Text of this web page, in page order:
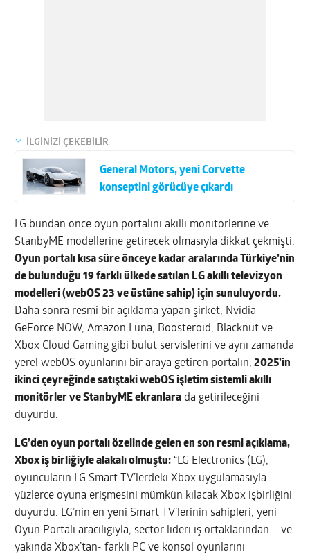
İLGİNİZİ ÇEKEBİLİR
General Motors, yeni Corvette
konseptini görücüye çıkardı
LG bundan önce oyun portalını akıllı monitörlerine ve
StanbyME modellerine getirecek olmasıyla dikkat çekmişti.
Oyun portalı kısa süre önceye kadar aralarında Türkiye’nin
de bulunduğu 19 farklı ülkede satılan LG akıllı televizyon
modelleri (webOS 23 ve üstüne sahip) için sunuluyordu.
Daha sonra resmi bir açıklama yapan şirket, Nvidia
GeForce NOW, Amazon Luna, Boosteroid, Blacknut ve
Xbox Cloud Gaming gibi bulut servislerini ve aynı zamanda
yerel webOS oyunlarını bir araya getiren portalın, 2025’in
ikinci çeyreğinde satıştaki webOS işletim sistemli akıllı
monitörler ve StanbyME ekranlara da getirileceğini
duyurdu.
LG’den oyun portalı özelinde gelen en son resmi açıklama,
Xbox iş birliğiyle alakalı olmuştu: “LG Electronics (LG),
oyuncuların LG Smart TV’lerdeki Xbox uygulamasıyla
yüzlerce oyuna erişmesini mümkün kılacak Xbox işbirliğini
duyurdu. LG’nin en yeni Smart TV’lerinin sahipleri, yeni
Oyun Portalı aracılığıyla, sector lideri iş ortaklarından – ve
yakında Xbox’tan- farklı PC ve konsol oyunlarını